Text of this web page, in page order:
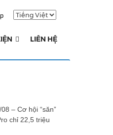
LIÊN HỆ
– Cơ hội “săn”
chỉ 22,5 triệu